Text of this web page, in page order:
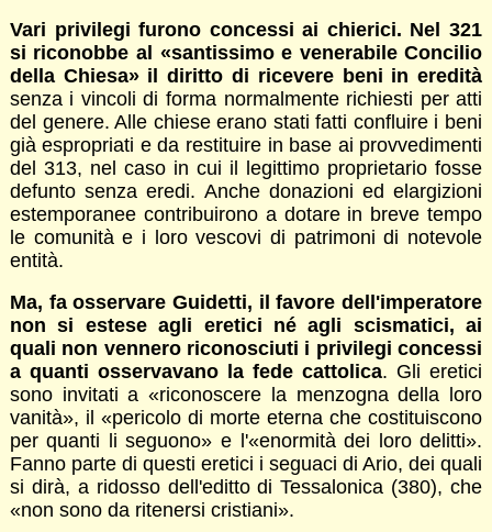
Vari privilegi furono concessi ai chierici. Nel 321
si riconobbe al «santissimo e venerabile Concilio
della Chiesa» il diritto di ricevere beni in eredità
senza i vincoli di forma normalmente richiesti per atti
del genere. Alle chiese erano stati fatti confluire i beni
già espropriati e da restituire in base ai provvedimenti
del 313, nel caso in cui il legittimo proprietario fosse
defunto senza eredi. Anche donazioni ed elargizioni
estemporanee contribuirono a dotare in breve tempo
le comunità e i loro vescovi di patrimoni di notevole
entità.
Ma, fa osservare Guidetti, il favore dell'imperatore
non si estese agli eretici né agli scismatici, ai
quali non vennero riconosciuti i privilegi concessi
a quanti osservavano la fede cattolica. Gli eretici
sono invitati a «riconoscere la menzogna della loro
vanità», il «pericolo di morte eterna che costituiscono
per quanti li seguono» e l'«enormità dei loro delitti».
Fanno parte di questi eretici i seguaci di Ario, dei quali
si dirà, a ridosso dell'editto di Tessalonica (380), che
«non sono da ritenersi cristiani».